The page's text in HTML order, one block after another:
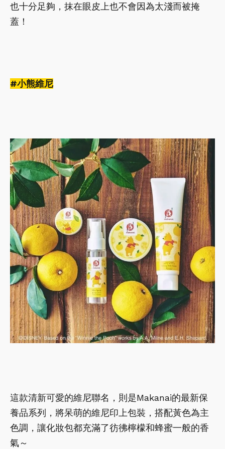
也十分足夠，抹在眼皮上也不會因為太淺而被掩
蓋！
#小熊維尼
這款清新可愛的維尼聯名，則是Makanai的最新保
養品系列，將呆萌的維尼印上包裝，搭配黃色為主
色調，讓化妝包都充滿了彷彿檸檬和蜂蜜一般的香
氣～